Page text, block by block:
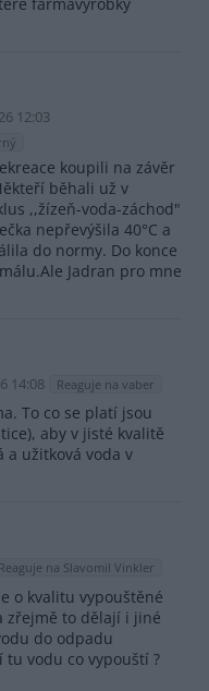
farmavýrobky
12:03
koupili na závěr
běhali už v
,,žízeň-voda-záchod"
nepřevýšila 40°C a
do normy. Do konce
Jadran pro mne
14:08 Reaguje na vaber
To co se platí jsou
aby v jisté kvalitě
a užitková voda v
Reaguje na Slavomil Vinkler
o kvalitu vypouštěné
zřejmě to dělají i jiné
do odpadu
tu vodu co vypouští ?